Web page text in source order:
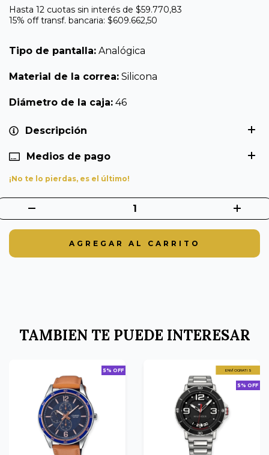
Hasta 12 cuotas sin interés de $59.770,83
15% off transf. bancaria: $609.662,50
Tipo de pantalla: Analógica
Material de la correa: Silicona
Diámetro de la caja: 46
Descripción
Medios de pago
¡No te lo pierdas, es el último!
TAMBIEN TE PUEDE INTERESAR
5% OFF ENVÍO GRATIS
5% OFF